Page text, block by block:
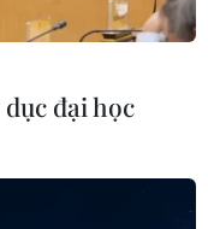
đại học